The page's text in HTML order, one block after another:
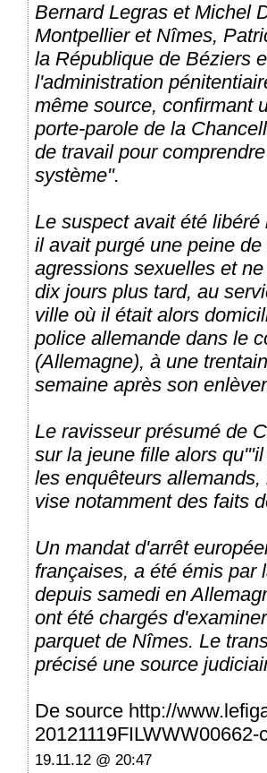
Bernard Legras et Michel
Montpellier et Nîmes,
la République de Béziers
l'administration
même source, confirmant
porte-parole de la
de travail pour
système".
Le suspect avait été
il avait purgé une peine
agressions sexuelles et
dix jours plus tard, au
ville où il était alors
police allemande dans le
(Allemagne), à une
semaine après son
Le ravisseur présumé de
sur la jeune fille alors
les enquêteurs
vise notamment des faits
Un mandat d'arrêt
françaises, a été émis par
depuis samedi en
ont été chargés
parquet de Nîmes. Le
précisé une source
De source http://
19.11.12 @ 20:47